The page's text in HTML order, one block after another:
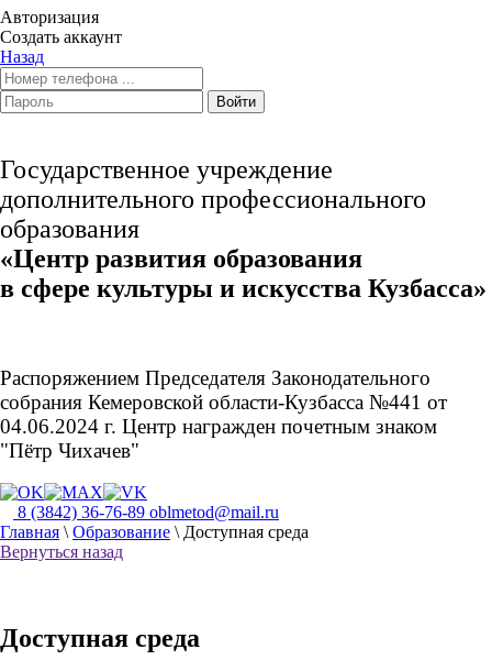
Авторизация
Создать аккаунт
Назад
Войти
Государственное учреждение
дополнительного профессионального
образования
«Центр развития образования
в сфере культуры и искусства Кузбасса»
Распоряжением Председателя Законодательного
собрания Кемеровской области-Кузбасса №441 от
04.06.2024 г. Центр награжден почетным знаком
"Пётр Чихачев"
8 (3842) 36-76-89 oblmetod@mail.ru
Главная \ Образование \ Доступная среда
Вернуться назад
Доступная среда